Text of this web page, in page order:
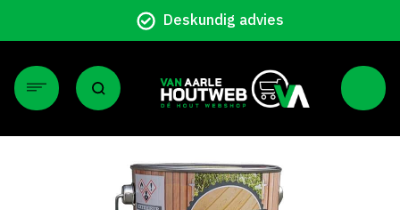
Particulier en zakelijk